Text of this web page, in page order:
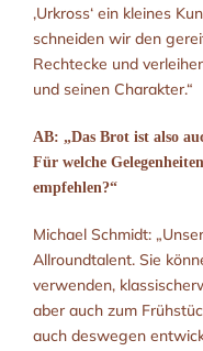
‚Urkross‘ ein kleines
schneiden wir den
Rechtecke und
und seinen Charakter.“
AB: „Das Brot ist also
Für welche
empfehlen?“
Michael Schmidt:
Allroundtalent. Sie
verwenden,
aber auch zum
auch deswegen